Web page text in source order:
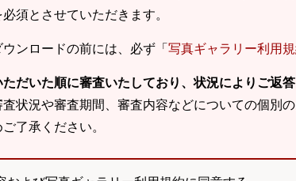
須とさせていただきます。
ンロードの前には、必ず「 写真ギャラリー利用
だいた順に審査いたしており、状況によりご返
査状況や審査期間、審査内容などについての個別
了承ください。